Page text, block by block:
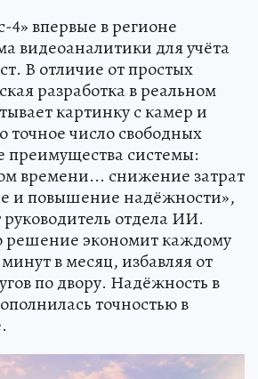
впервые в регионе
видеоаналитики для учёта
В отличие от простых
разработка в реальном
картинку с камер и
точное число свободных
преимущества системы:
времени... снижение затрат
и повышение надёжности»,
отдела ИИ.
решение экономит каждому
в месяц, избавляя от
по двору. Надёжность в
точностью в